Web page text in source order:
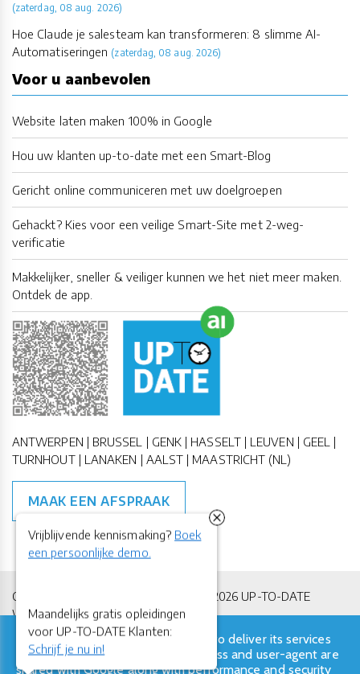
(zaterdag, 08 aug. 2026)
Hoe Claude je salesteam kan transformeren: 8 slimme AI-
Automatiseringen (zaterdag, 08 aug. 2026)
Voor u aanbevolen
Website laten maken 100% in Google
Hou uw klanten up-to-date met een Smart-Blog
Gericht online communiceren met uw doelgroepen
Gehackt? Kies voor een veilige Smart-Site met 2-weg-
verificatie
Makkelijker, sneller & veiliger kunnen we het niet meer maken.
Ontdek de app.
ANTWERPEN | BRUSSEL | GENK | HASSELT | LEUVEN | GEEL |
TURNHOUT | LANAKEN | AALST | MAASTRICHT (NL)
MAAK EEN AFSPRAAK
Copyright All Rights Reserved © 2011-2026 UP-TO-DATE
WebDesign
Privacy & Cookies
Locations Algemene Voorwaarden
This site uses cookies from Google to deliver its services
and to analyze traffic. Your IP address and user-agent are
shared with Google along with performance and security
Vrijblijvende kennismaking? Boek
een persoonlijke demo.
Maandelijks gratis opleidingen
voor UP-TO-DATE Klanten:
Schrijf je nu in!